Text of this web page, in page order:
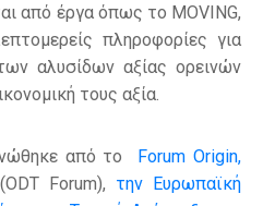
από έργα όπως το MOVING,
πληροφορίες για
αλυσίδων αξίας ορεινών
τους αξία.
από το Forum Origin,
(ODT Forum), την Ευρωπαϊκή